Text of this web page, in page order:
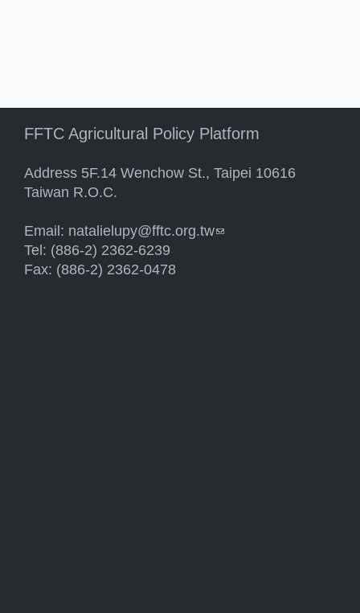
FFTC Agricultural Policy Platform
Address 5F.14 Wenchow St., Taipei 10616
Taiwan R.O.C.
Email: natalielupy@fftc.org.tw(link sends e-mail)
Tel: (886-2) 2362-6239
Fax: (886-2) 2362-0478